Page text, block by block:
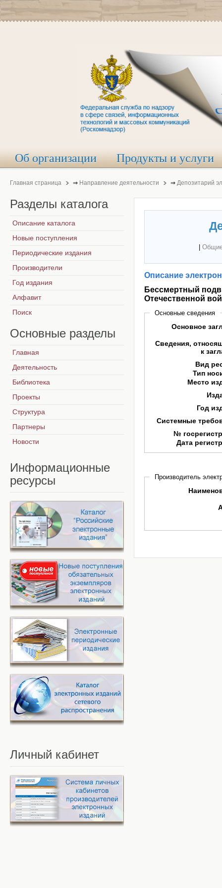
Об организации Продукты и услуги
Главная страница ⇒ Направление деятельности ⇒ Депозитарий
Описание
Бессмертный
Отечественной
Основные сведения
Основное
Сведения,
к
Вид
Тип
Место
Год
Системные
№
Дата
Производитель
Разделы каталога
Описание каталога
Новые поступления
Периодические издания
Производители
Год издания
Алфавит
Поиск
Основные разделы
Главная
Деятельность
Библиотека
Проекты
Структура
Партнеры
Новости
Информационные
ресурсы
Личный кабинет